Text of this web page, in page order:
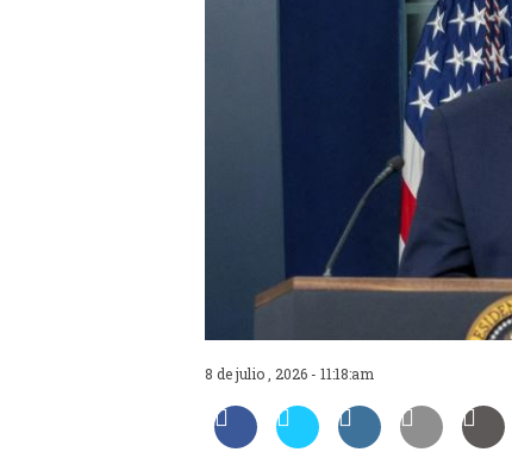
8 de julio , 2026 - 11:18:am